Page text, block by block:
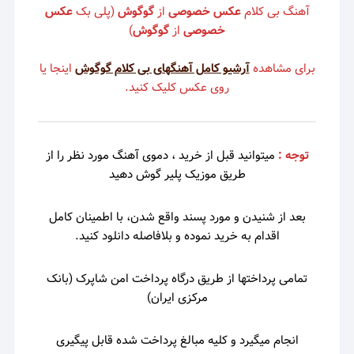
آهنگ بی کلامعکس خصوصی ازگوگوش(پلی بکعکس
خصوصی از گوگوش)
برای مشاهدهآرشیو کامل آهنگهای بی کلام گوگوش اینجا یا
روی عکس کلیک کنید.
توجه : میتوانید قبل از خرید ، دمویآهنگ مورد نظر را از
طریق موزیک پلیر گوش دهید
بعد از شنیدن و مورد پسند واقع شدن، با اطمینان کامل
اقدام به خرید نموده و بلافاصله دانلود کنید.
تمامی پرداختها از طریق درگاه پرداخت امن شاپرک (بانک
مرکزی ایران)
انجام میگیرد و کلیه مبالغ پرداخت شده قابل پیگیری